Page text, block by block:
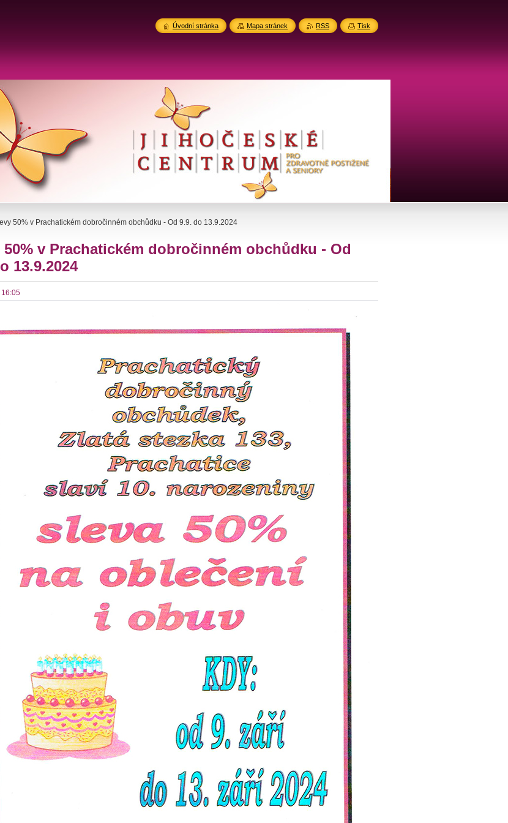
50% v Prachatickém dobročinném obchůdku - Od 9.9. do 13.9.2024
50% v Prachatickém dobročinném obchůdku - Od
13.9.2024
16:05
Úvodní stránka Mapa stránek RSS Tisk